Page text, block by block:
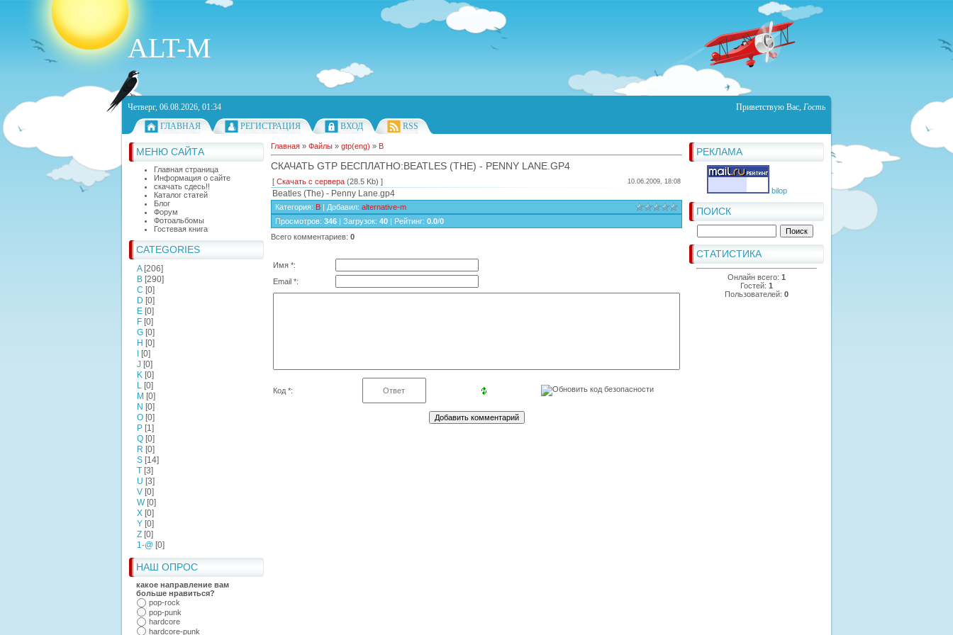
ALT-M
Четверг, 06.08.2026, 01:34 Приветствую Вас, Гость
ГЛАВНАЯ
РЕГИСТРАЦИЯ ВХОД RSS
МЕНЮ САЙТА
Главная страница
Информация о сайте
скачать сдесь!!
Каталог статей
Блог
Форум
Фотоальбомы
Гостевая книга
CATEGORIES
A [206]
B [290]
C [0]
D [0]
E [0]
F [0]
G [0]
H [0]
[0]
J [0]
K [0]
L [0]
M [0]
N [0]
O [0]
P [1]
Q [0]
R [0]
S [14]
T [3]
U [3]
V [0]
W [0]
X [0]
Y [0]
Z [0]
1-@ [0]
НАШ ОПРОС
какое направление вам
больше нравиться?
pop-rock
pop-punk
hardcore
hardcore-punk
РЕКЛАМА
bilop
ПОИСК
СТАТИСТИКА
Онлайн всего: 1
Гостей: 1
Пользователей: 0
Главная » Файлы » gtp(eng) » B
СКАЧАТЬ GTP БЕСПЛАТНО:BEATLES (THE) - PENNY LANE.GP4
[ Скачать с сервера (28.5 Kb) ] 10.06.2009, 18:08
Beatles (The) - Penny Lane.gp4
Категория: B | Добавил: alternative-m
Просмотров: 346 | Загрузок: 40 | Рейтинг: 0.0/0
Всего комментариев: 0
Имя *:
Email *:
Код *: